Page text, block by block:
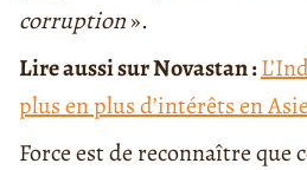
corruption».
Lire aussi sur Novastan :
plus en plus d’intérêts en
Force est de reconnaître que